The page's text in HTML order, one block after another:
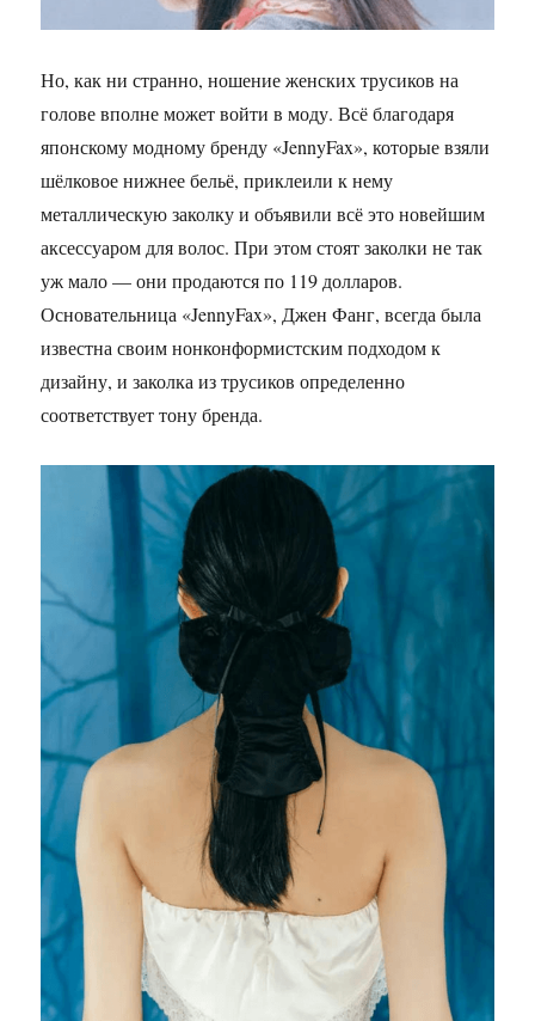
Но, как ни странно, ношение женских трусиков на
голове вполне может войти в моду. Всё благодаря
японскому модному бренду «JennyFax», которые взяли
шёлковое нижнее бельё, приклеили к нему
металлическую заколку и объявили всё это новейшим
аксессуаром для волос. При этом стоят заколки не так
уж мало — они продаются по 119 долларов.
Основательница «JennyFax», Джен Фанг, всегда была
известна своим нонконформистским подходом к
дизайну, и заколка из трусиков определенно
соответствует тону бренда.